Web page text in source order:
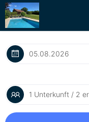
1 Unterkunft / 2